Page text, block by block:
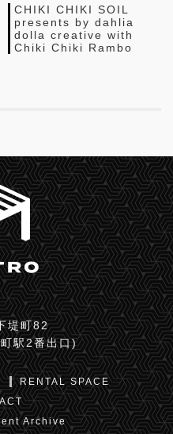
CHIKI CHIKI SOIL
presents by dahlia
dolla creative with
Chiki Chiki Rambo
堤町82
駅2番出口)
RENTAL SPACE
Archive